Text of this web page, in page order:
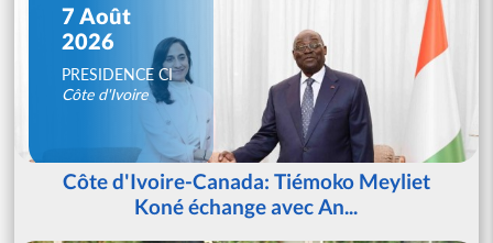
7 Août
2026
PRESIDENCE CI
Côte d'Ivoire
Côte d'Ivoire-Canada: Tiémoko Meyliet
Koné échange avec An...